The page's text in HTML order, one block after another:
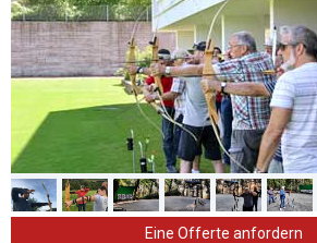
Eine Offerte anfordern